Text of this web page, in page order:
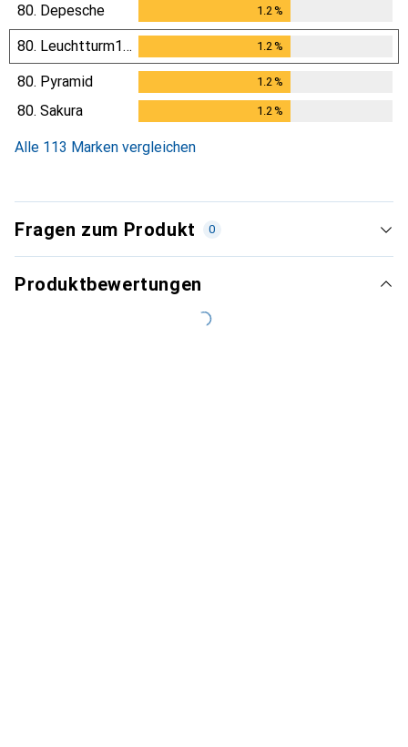
80. Depesche 1.2 %
80. Leuchtturm1917 1.2 %
80. Pyramid 1.2 %
80. Sakura 1.2 %
Alle 113 Marken vergleichen
Fragen zum Produkt 0
Produktbewertungen